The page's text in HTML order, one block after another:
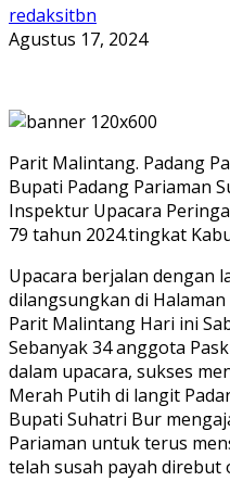
redaksitbn
Agustus 17, 2024
Parit Malintang. Padang
Bupati Padang Pariaman
Inspektur Upacara
79 tahun 2024.tingkat
Upacara berjalan dengan
dilangsungkan di
Parit Malintang Hari ini
Sebanyak 34 anggota
dalam upacara, sukses
Merah Putih di langit
Bupati Suhatri Bur
Pariaman untuk terus
telah susah payah direbut